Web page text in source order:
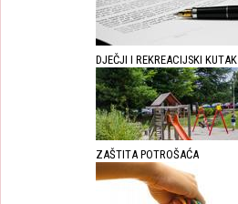
DJEČJI I REKREACIJSKI KUTAK
ZAŠTITA POTROŠAĆA